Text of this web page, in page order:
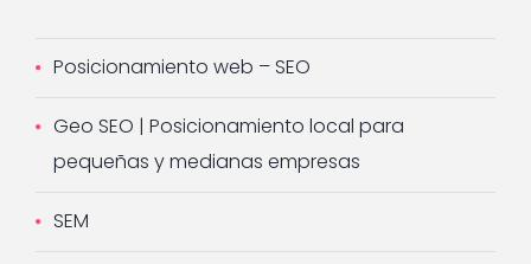
Posicionamiento web – SEO
Geo SEO | Posicionamiento local para
pequeñas y medianas empresas
SEM